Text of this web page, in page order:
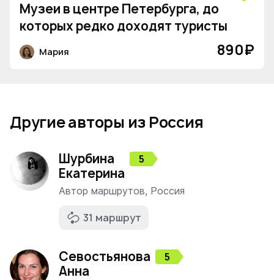
Музеи в центре Петербурга, до
которых редко доходят туристы
Мария 890₽
Другие авторы из Россия
Шурбина
Екатерина
5
Автор маршрутов, Россия
31 маршрут
Севостьянова
Анна
5